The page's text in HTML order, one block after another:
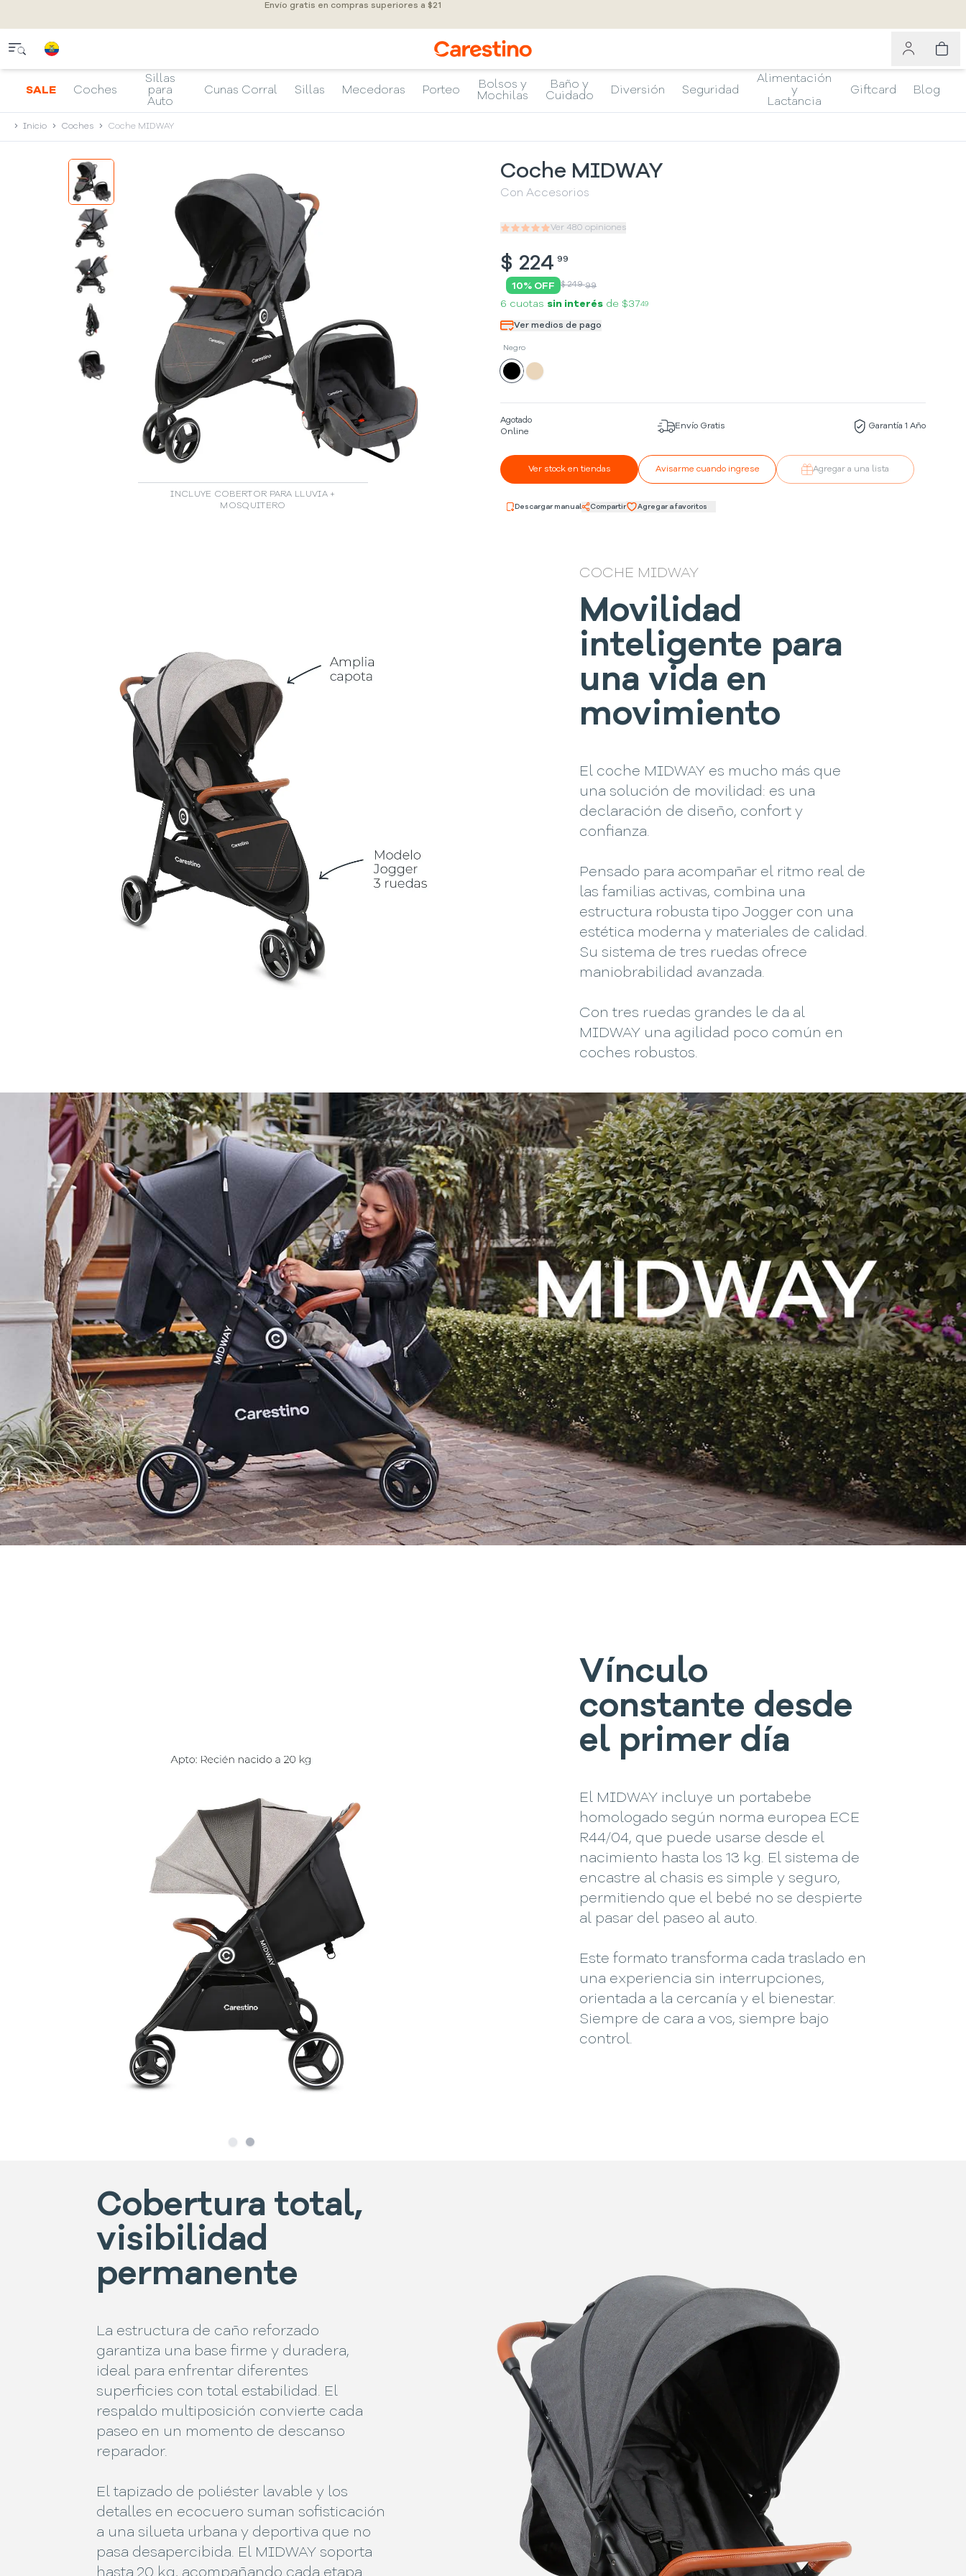
Envío gratis en compras superiores a $21
SALE Coches
Sillas
para
Auto
Cunas Corral Sillas Mecedoras Porteo
Bolsos y
Mochilas
Baño y
Cuidado
Diversión Seguridad
Alimentación
y
Lactancia
Giftcard Blog
Inicio Coches Coche MIDWAY
INCLUYE COBERTOR PARA LLUVIA +
MOSQUITERO
Coche MIDWAY
Con Accesorios
Ver 480 opiniones
$ 224 99
10% OFF $ 249 99
6 cuotas sin interés de $3749
Ver medios de pago
Negro
Agotado
Online
Envío Gratis Garantía 1 Año
Ver stock en tiendas Avisarme cuando ingrese Agregar a una lista
Descargar manual Compartir Agregar a favoritos
COCHE MIDWAY
Movilidad
inteligente para
una vida en
movimiento
El coche MIDWAY es mucho más que
una solución de movilidad: es una
declaración de diseño, confort y
confianza.
Pensado para acompañar el ritmo real de
las familias activas, combina una
estructura robusta tipo Jogger con una
estética moderna y materiales de calidad.
Su sistema de tres ruedas ofrece
maniobrabilidad avanzada.
Con tres ruedas grandes le da al
MIDWAY una agilidad poco común en
coches robustos.
Vínculo
constante desde
el primer día
El MIDWAY incluye un portabebe
homologado según norma europea ECE
R44/04, que puede usarse desde el
nacimiento hasta los 13 kg. El sistema de
encastre al chasis es simple y seguro,
permitiendo que el bebé no se despierte
al pasar del paseo al auto.
Este formato transforma cada traslado en
una experiencia sin interrupciones,
orientada a la cercanía y el bienestar.
Siempre de cara a vos, siempre bajo
control.
SlideSlide
Cobertura total,
visibilidad
permanente
La estructura de caño reforzado
garantiza una base firme y duradera,
ideal para enfrentar diferentes
superficies con total estabilidad. El
respaldo multiposición convierte cada
paseo en un momento de descanso
reparador.
El tapizado de poliéster lavable y los
detalles en ecocuero suman sofisticación
a una silueta urbana y deportiva que no
pasa desapercibida. El MIDWAY soporta